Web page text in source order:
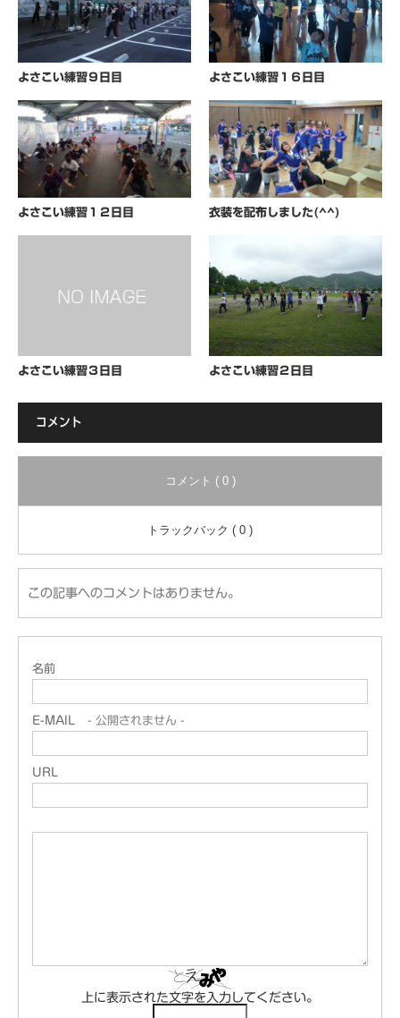
よさこい練習９日目 よさこい練習１６日目
よさこい練習１２日目 衣装を配布しました(^^)
よさこい練習３日目 よさこい練習２日目
コメント
コメント ( 0 )
トラックバック ( 0 )
この記事へのコメントはありません。
名前
E-MAIL - 公開されません -
URL
上に表示された文字を入力してください。